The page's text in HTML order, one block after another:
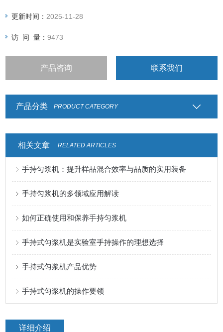
更新时间： 2025-11-28
访 问 量：9473
产品咨询 联系我们
产品分类 PRODUCT CATEGORY
相关文章 RELATED ARTICLES
手持匀浆机：提升样品混合效率与品质的实用装备
手持匀浆机的多领域应用解读
如何正确使用和保养手持匀浆机
手持式匀浆机是实验室手持操作的理想选择
手持式匀浆机产品优势
手持式匀浆机的操作要领
详细介绍